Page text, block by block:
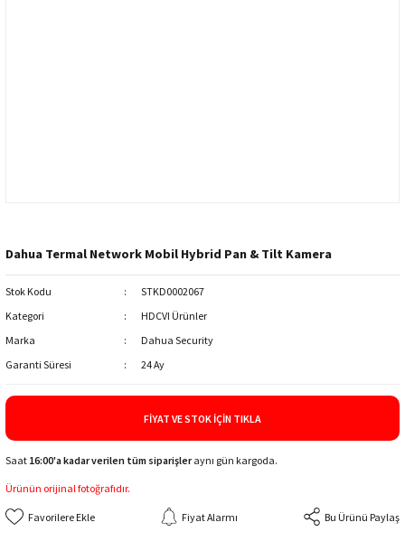
Dahua Termal Network Mobil Hybrid Pan & Tilt Kamera
Stok Kodu
STKD0002067
Kategori
HDCVI Ürünler
Marka
Dahua Security
Garanti Süresi
24 Ay
FIYAT VE STOK İÇIN TIKLA
Saat 16:00'a kadar verilen tüm siparişleraynı gün kargoda.
Ürünün orijinal fotoğrafıdır.
Fiyat Alarmı Bu Ürünü Paylaş